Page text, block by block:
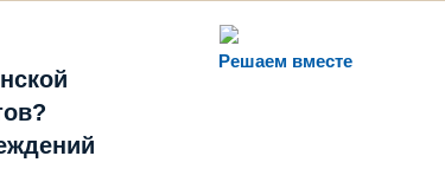
Решаем вместе